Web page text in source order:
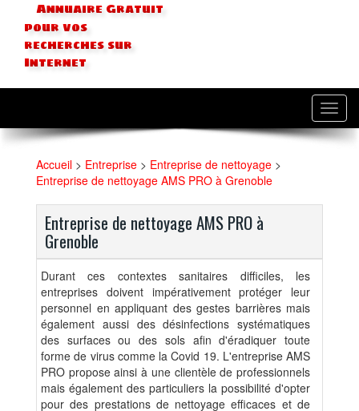
Annuaire Gratuit
pour vos
recherches sur
Internet
Accueil > Entreprise > Entreprise de nettoyage >
Entreprise de nettoyage AMS PRO à Grenoble
Entreprise de nettoyage AMS PRO à
Grenoble
Durant ces contextes sanitaires difficiles, les
entreprises doivent impérativement protéger leur
personnel en appliquant des gestes barrières mais
également aussi des désinfections systématiques
des surfaces ou des sols afin d'éradiquer toute
forme de virus comme la Covid 19. L'entreprise AMS
PRO propose ainsi à une clientèle de professionnels
mais également des particuliers la possibilité d'opter
pour des prestations de nettoyage efficaces et de